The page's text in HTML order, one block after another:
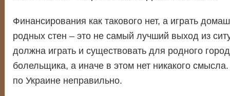
Финансирования как такового нет, а играть
родных стен – это не самый лучший выход из
должна играть и существовать для родного
болельщика, а иначе в этом нет никакого
по Украине неправильно.